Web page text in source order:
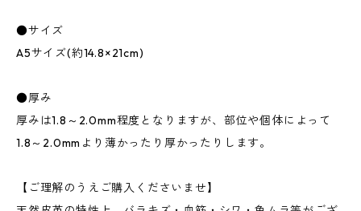
●サイズ
A5サイズ(約14.8×21cm)
●厚み
厚みは1.8～2.0mm程度となりますが、部位や個体によって
1.8～2.0mmより薄かったり厚かったりします。
【ご理解のうえご購入くださいませ】